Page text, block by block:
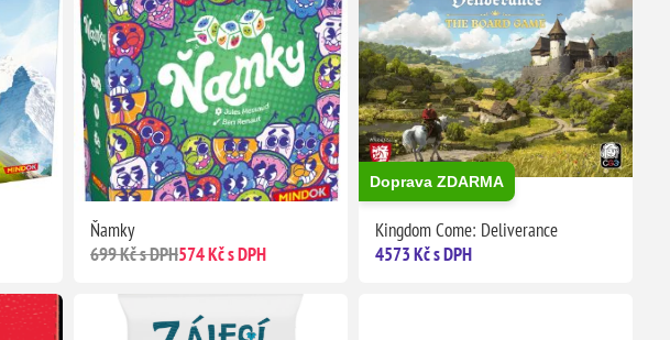
Ňamky
699 Kč s DPH574 Kč s DPH
Doprava ZDARMA
Kingdom Come: Deliverance
4573 Kč s DPH